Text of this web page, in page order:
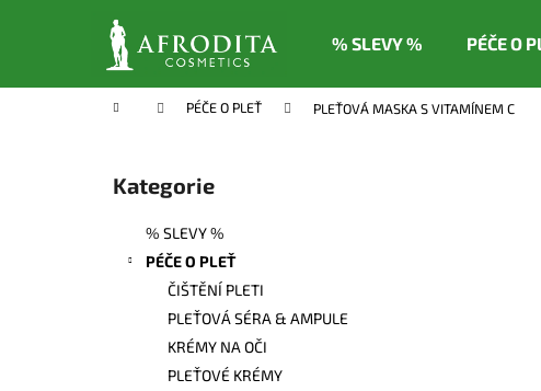
% SLEVY % PÉČE O
Domů PÉČE O PLEŤ PLEŤOVÁ MASKA S VITAMÍNEM C
Přeskočit
kategorie
Kategorie
% SLEVY %
PÉČE O PLEŤ
ČIŠTĚNÍ PLETI
PLEŤOVÁ SÉRA & AMPULE
KRÉMY NA OČI
PLEŤOVÉ KRÉMY
í
Zpět
do
Zpět
do